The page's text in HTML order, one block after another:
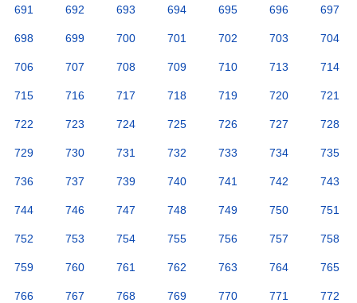
691 692 693 694 695 696 697
698 699 700 701 702 703 704
706 707 708 709 710 713 714
715 716 717 718 719 720 721
722 723 724 725 726 727 728
729 730 731 732 733 734 735
736 737 739 740 741 742 743
744 746 747 748 749 750 751
752 753 754 755 756 757 758
759 760 761 762 763 764 765
766 767 768 769 770 771 772